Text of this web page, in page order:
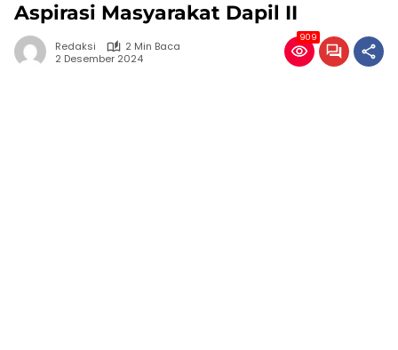
Aspirasi Masyarakat Dapil II
Redaksi
2 Min Baca
2 Desember 2024
909